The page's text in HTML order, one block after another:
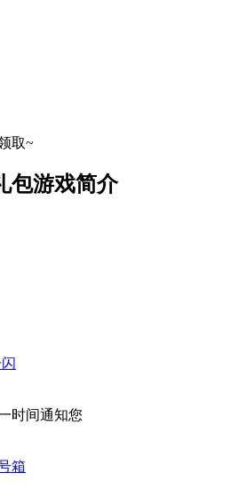
取~
包游戏简介
时间通知您
箱